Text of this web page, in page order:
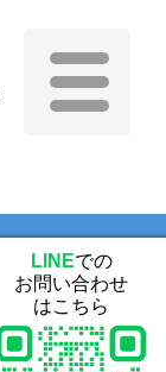
LINEでの
お問い合わせ
はこちら